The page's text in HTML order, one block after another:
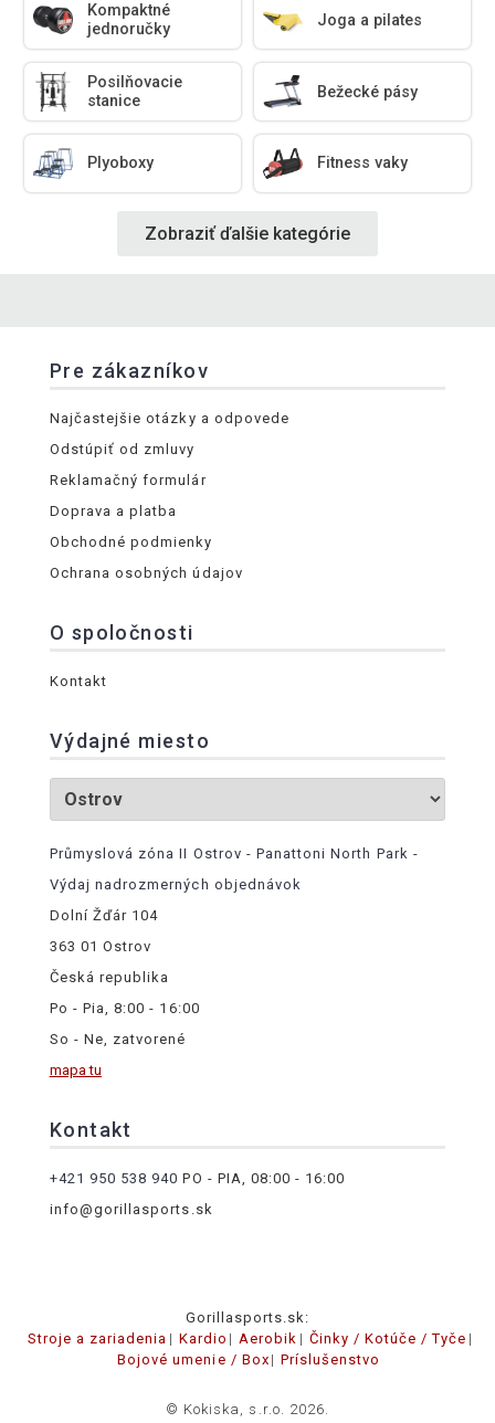
Kompaktné
jednoručky
Joga a pilates
Posilňovacie
stanice
Bežecké pásy
Plyoboxy Fitness vaky
Zobraziť ďalšie kategórie
Pre zákazníkov
Najčastejšie otázky a odpovede
Odstúpiť od zmluvy
Reklamačný formulár
Doprava a platba
Obchodné podmienky
Ochrana osobných údajov
O spoločnosti
Kontakt
Výdajné miesto
Průmyslová zóna II Ostrov - Panattoni North Park -
Výdaj nadrozmerných objednávok
Dolní Žďár 104
363 01 Ostrov
Česká republika
Po - Pia, 8:00 - 16:00
So - Ne, zatvorené
mapa tu
Kontakt
+421 950 538 940 PO - PIA, 08:00 - 16:00
info@gorillasports.sk
Gorillasports.sk:
Stroje a zariadenia
Kardio Aerobik
Činky / Kotúče / Tyče
Bojové umenie / Box
Príslušenstvo
© Kokiska, s.r.o. 2026.